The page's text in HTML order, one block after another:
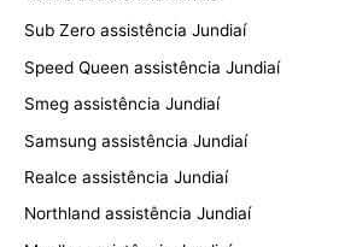
Sub Zero assistência Jundiaí
Speed Queen assistência Jundiaí
Smeg assistência Jundiaí
Samsung assistência Jundiaí
Realce assistência Jundiaí
Northland assistência Jundiaí